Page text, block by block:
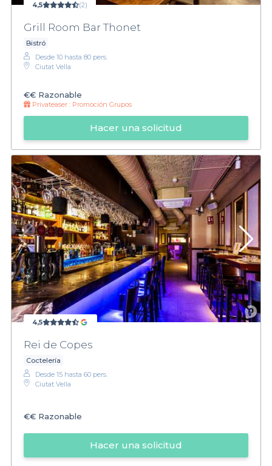
4,5 (2)
Grill Room Bar Thonet
Bistró
Desde 10 hasta 80 pers.
Ciutat Vella
€€ Razonable
Privateaser : Promoción Grupos
Hacer una solicitud
4,5
Rei de Copes
Coctelería
Desde 15 hasta 60 pers.
Ciutat Vella
€€ Razonable
Hacer una solicitud